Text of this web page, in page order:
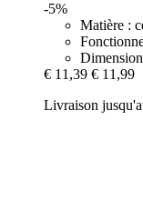
-5%
Matière :
€ 11,39 € 11,99
Livraison